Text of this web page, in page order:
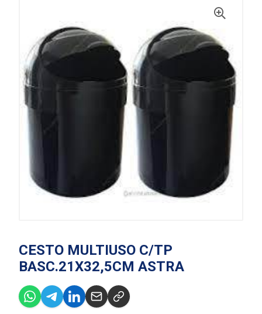
CESTO MULTIUSO C/TP
BASC.21X32,5CM ASTRA